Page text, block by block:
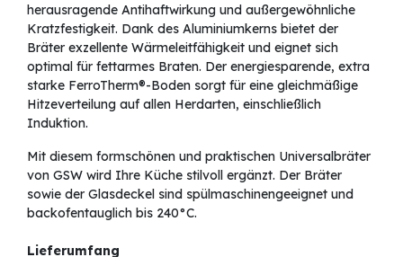
herausragende Antihaftwirkung und außergewöhnliche
Kratzfestigkeit. Dank des Aluminiumkerns bietet der
Bräter exzellente Wärmeleitfähigkeit und eignet sich
optimal für fettarmes Braten. Der energiesparende, extra
starke FerroTherm®-Boden sorgt für eine gleichmäßige
Hitzeverteilung auf allen Herdarten, einschließlich
Induktion.
Mit diesem formschönen und praktischen Universalbräter
von GSW wird Ihre Küche stilvoll ergänzt. Der Bräter
sowie der Glasdeckel sind spülmaschinengeeignet und
backofentauglich bis 240°C.
Lieferumfang